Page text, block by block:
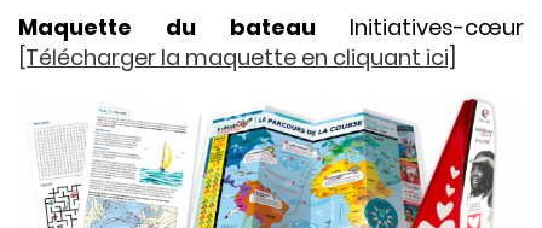
Maquette du bateau Initiatives-cœur
[Télécharger la maquette en cliquant ici]